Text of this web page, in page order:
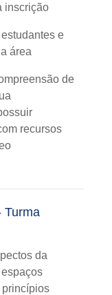
inscrição
estudantes e
área
de
recursos
Turma
da
princípios